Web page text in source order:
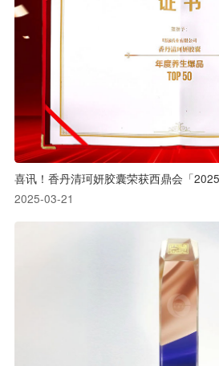
喜讯！香丹清珂妍胶囊荣获西鼎会「
2025-03-21